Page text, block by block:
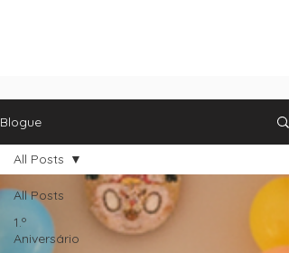
Blogue
All Posts
1.º
Aniversário
All Posts